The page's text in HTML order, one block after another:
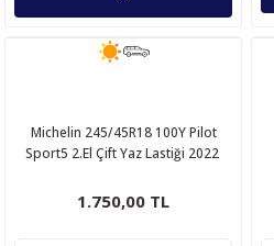
Michelin 245/45R18 100Y Pilot
Sport5 2.El Çift Yaz Lastiği 2022
1.750,00 TL